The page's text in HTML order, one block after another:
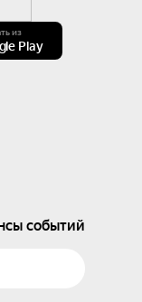
из
Play
событий